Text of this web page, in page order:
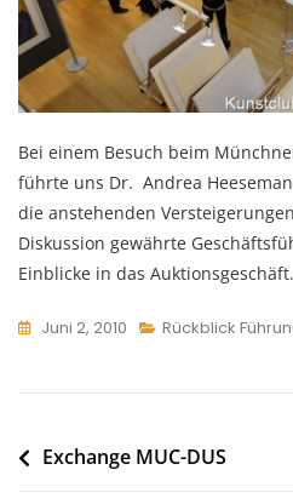
Bei einem Besuch beim
führte uns Dr. Andrea
die anstehenden
Diskussion gewährte
Einblicke in das Auktionsgeschäft.
Juni 2, 2010 Rückblick
Beitragsnavigation
Exchange MUC-DUS